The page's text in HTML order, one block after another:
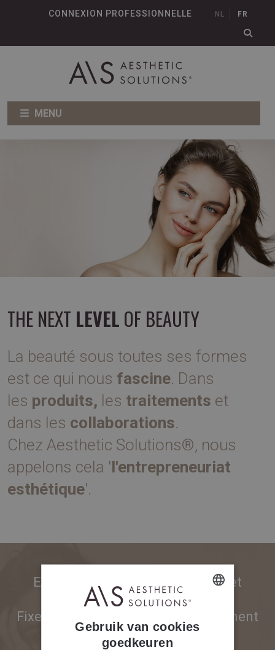
CONNEXION PROFESSIONNELLE NL FR
MENU
THE NEXT LEVEL OF BEAUTY
La beauté sous toutes ses formes
est ce qui nous fascine. Dans
les produits, les traitements et
dans les collaborations.
Chez Aesthetic Solutions®, nous
appelons cela 'l'entrepreneuriat
esthétique'.
Envie de découvrir nos produits et
services ?
Fixez un rendez-vous sans engagement
avec nos Beauty Experts !
FRENCH
Gebruik van cookies
goedkeuren